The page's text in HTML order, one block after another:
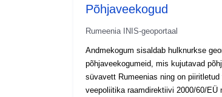
Põhjaveekogud
Rumeenia INIS-geoportaal
Andmekogum sisaldab hulknurkse
põhjaveekogumeid, mis kujutavad
süvavett Rumeenias ning on
veepoliitika raamdirektiivi 2000/60/EÜ